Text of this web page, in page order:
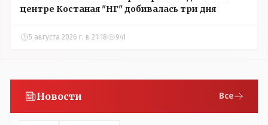
центре Костаная "НГ" добивалась три дня
5 августа 2026 г. в 21:18 941
Новости Все